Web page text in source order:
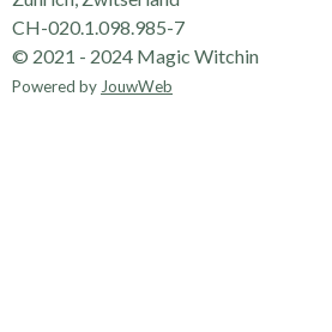
CH-020.1.098.985-7
© 2021 - 2024 Magic Witchin
Powered by JouwWeb